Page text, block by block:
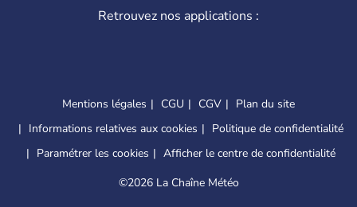
Retrouvez nos applications :
Mentions légales CGU CGV
Plan du site
Informations relatives aux cookies
Politique de confidentialité
Paramétrer les cookies
Afficher le centre de confidentialité
©2026 La Chaîne Météo